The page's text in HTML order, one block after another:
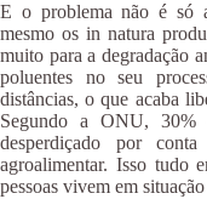
E o problema não é só
mesmo os in natura
muito para a degradação
poluentes no seu
distâncias, o que acaba
Segundo a ONU, 30%
desperdiçado por
agroalimentar. Isso tudo
pessoas vivem em